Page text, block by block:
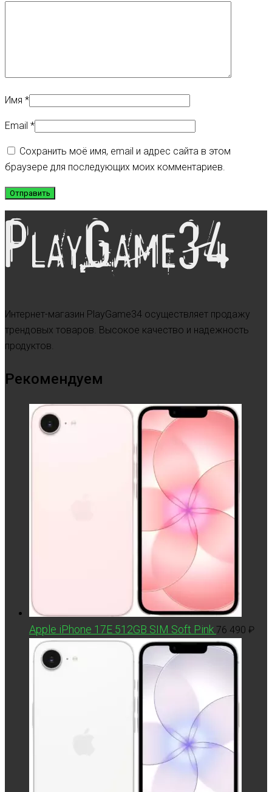
Имя *
Email *
Сохранить моё имя, email и адрес сайта в этом
браузере для последующих моих комментариев.
Интернет-магазин PlayGame34 осуществляет продажу
трендовых товаров. Высокое качество и надежность
продуктов.
Рекомендуем
Apple iPhone 17E 512GB SIM Soft Pink 76 490 ₽